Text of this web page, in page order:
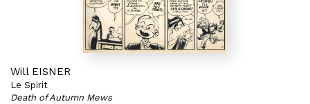
Will EISNER
Le Spirit
Death of Autumn Mews